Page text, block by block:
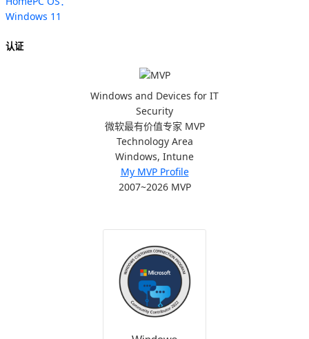
Windows 11
认证
Windows and Devices for IT
Security
微软最有价值专家 MVP
Technology Area
Windows, Intune
My MVP Profile
2007~2026 MVP